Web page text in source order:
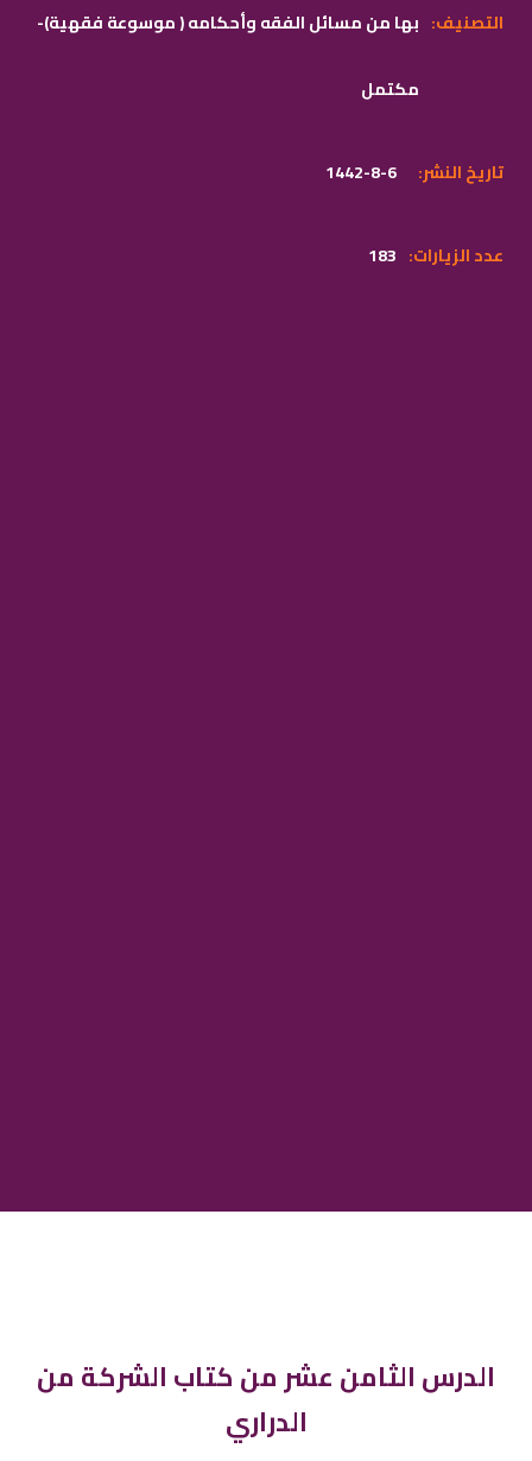
بها من مسائل الفقه وأحكامه ( موسوعة فقهية)-
مكتمل
:التصنيف
1442-8-6 :تاريخ النشر
183 :عدد الزيارات
الدرس الثامن عشر من كتاب الشركة من
الدراري